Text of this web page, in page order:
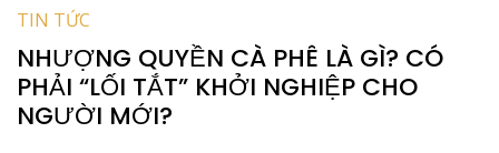
TIN TỨC
NHƯỢNG QUYỀN CÀ PHÊ LÀ GÌ? CÓ
PHẢI “LỐI TẮT” KHỞI NGHIỆP CHO
NGƯỜI MỚI?